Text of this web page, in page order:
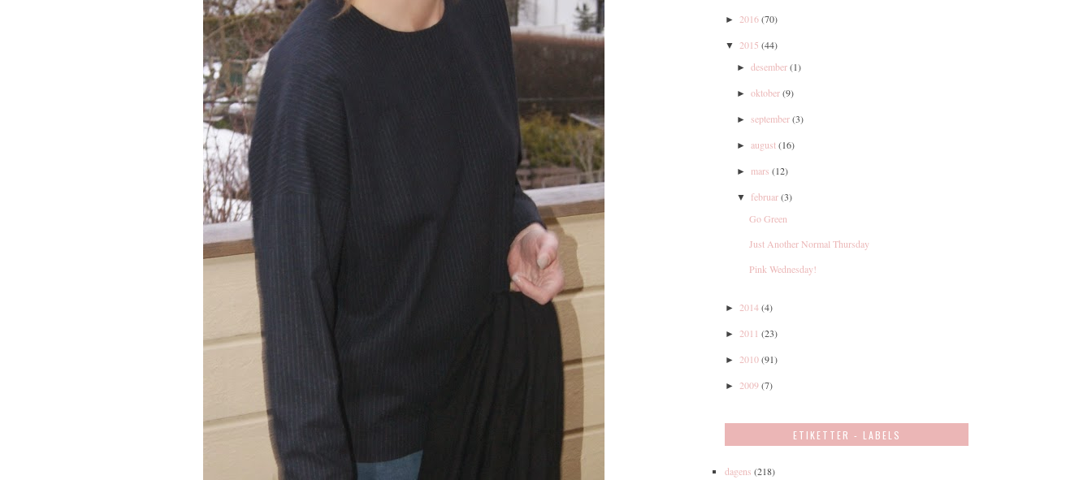
► 2016(70)
▼ 2015 (44)
►desember (1)
►oktober (9)
►september (3)
►august (16)
► mars (12)
▼ februar (3)
Go Green
Just Another Normal Thursday
Pink Wednesday!
► 2014(4)
► 2011 (23)
► 2010(91)
► 2009(7)
ETIKETTER - LABELS
dagens (218)